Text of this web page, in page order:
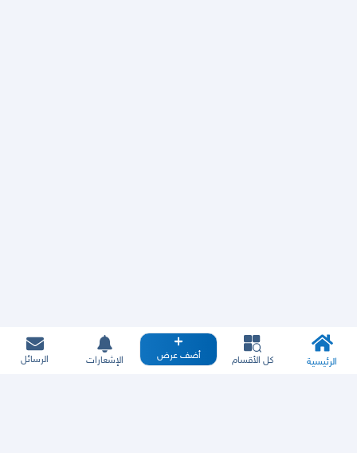
الرئيسية كل الأقسام أضف عرض الإشعارات الرسائل